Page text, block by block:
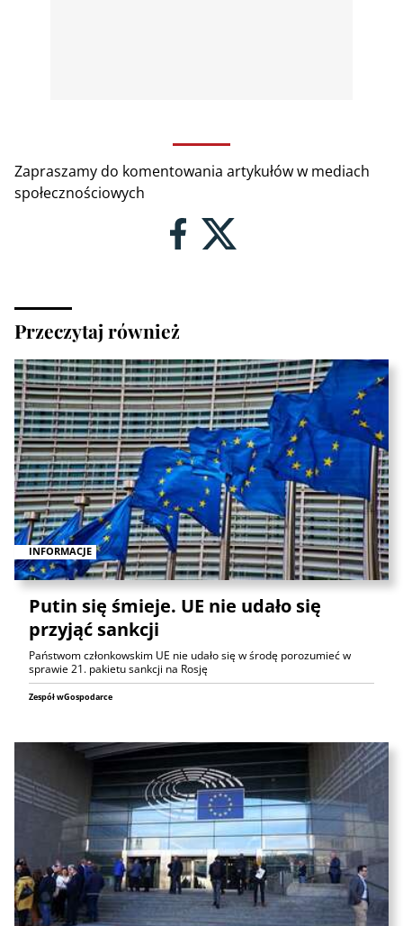
Zapraszamy do komentowania artykułów w mediach
społecznościowych
Przeczytaj również
INFORMACJE
Putin się śmieje. UE nie udało się
przyjąć sankcji
Państwom członkowskim UE nie udało się w środę porozumieć w
sprawie 21. pakietu sankcji na Rosję
Zespół wGospodarce